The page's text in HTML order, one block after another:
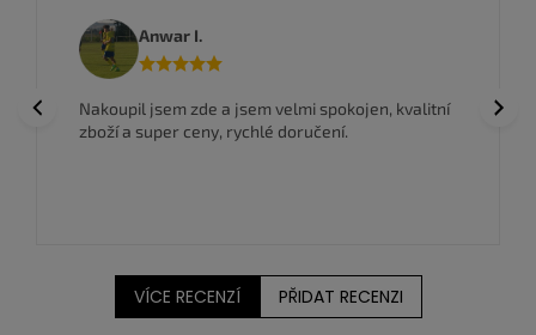
Previous
Anwar I.
Nakoupil jsem zde a jsem velmi spokojen, kvalitní
zboží a super ceny, rychlé doručení.
Next
VÍCE RECENZÍ PŘIDAT RECENZI